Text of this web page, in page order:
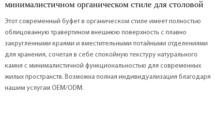
минималистичном органическом стиле для столовой
Этот современный буфет в органическом стиле имеет полностью
облицованную травертином внешнюю поверхность с плавно
закругленными краями и вместительными потайными отделениями
для хранения, сочетая в себе спокойную текстуру натурального
камня с минималистичной функциональностью для современных
жилых пространств. Возможна полная индивидуализация благодаря
нашим услугам OEM/ODM.